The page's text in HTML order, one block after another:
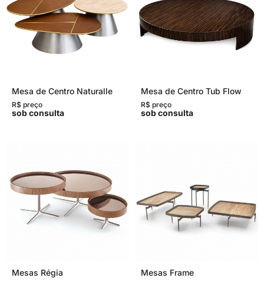
Mesa de Centro Naturalle
R$ preço
sob consulta
Mesa de Centro Tub Flow
R$ preço
sob consulta
Mesas Régia Mesas Frame